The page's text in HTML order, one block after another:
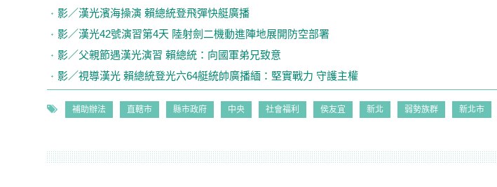
影／漢光濱海操演 賴總統登飛彈快艇廣播
影／漢光42號演習第4天 陸射劍二機動進陣地展開防空部署
影／父親節遇漢光演習 賴總統：向國軍弟兄致意
影／視導漢光 賴總統登光六64艇統帥廣播緬：堅實戰力 守護主權
補助辦法 直轄市 縣市政府 中央 社會福利 侯友宜 新北 弱勢族群 新北市